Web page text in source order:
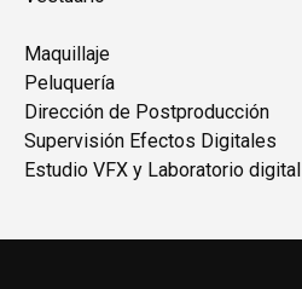
Maquillaje
Peluquería
Dirección de Postproducción
Supervisión Efectos Digitales
Estudio VFX y Laboratorio digital